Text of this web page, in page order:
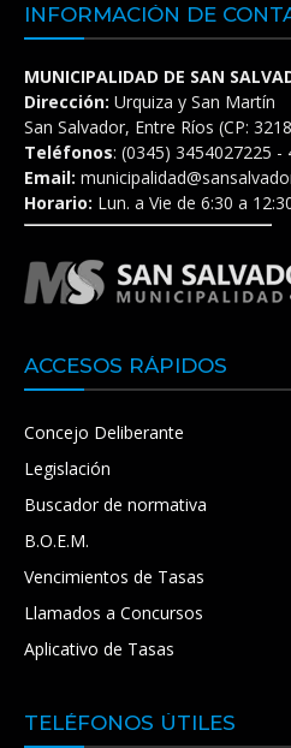
INFORMACIÓN DE
MUNICIPALIDAD DE SAN
Dirección: Urquiza y San Martín
San Salvador, Entre Ríos (CP:
Teléfonos: (0345) 3454027225 -
Email:
Horario: Lun. a Vie de 6:30 a
ACCESOS RÁPIDOS
Concejo Deliberante
Legislación
Buscador de normativa
B.O.E.M.
Vencimientos de Tasas
Llamados a Concursos
Aplicativo de Tasas
TELÉFONOS ÚTILES